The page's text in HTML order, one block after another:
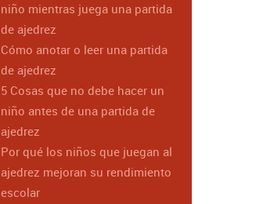
niño mientras juega una partida
de ajedrez
Cómo anotar o leer una partida
de ajedrez
5 Cosas que no debe hacer un
niño antes de una partida de
ajedrez
Por qué los niños que juegan al
ajedrez mejoran su rendimiento
escolar